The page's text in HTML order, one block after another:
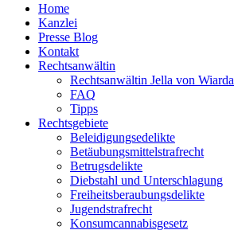
Home
Kanzlei
Presse Blog
Kontakt
Rechtsanwältin
Rechtsanwältin Jella von Wiarda
FAQ
Tipps
Rechtsgebiete
Beleidigungsedelikte
Betäubungsmittelstrafrecht
Betrugsdelikte
Diebstahl und Unterschlagung
Freiheitsberaubungsdelikte
Jugendstrafrecht
Konsumcannabisgesetz